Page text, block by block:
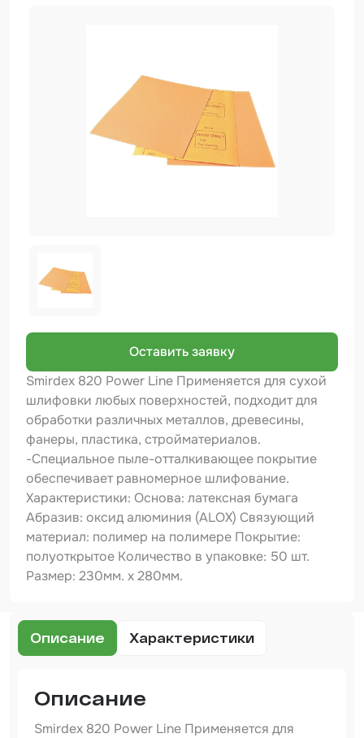
Краскопульты и Аэрографы
Шлифовальные ленты
Протирочные материалы
Шпатлевка
Маскировочные материалы
Грунты
Оборудование шлифовальное
Подложка промежуточная
Клейкие листы
Крышка для ёмкости
Материалы для вклейки стекол
Оставить заявку
Smirdex 820 Power Line Применяется для сухой
шлифовки любых поверхностей, подходит для
обработки различных металлов, древесины,
фанеры, пластика, стройматериалов.
-Специальное пыле-отталкивающее покрытие
обеспечивает равномерное шлифование.
Характеристики: Основа: латексная бумага
Абразив: оксид алюминия (ALOX) Связующий
материал: полимер на полимере Покрытие:
полуоткрытое Количество в упаковке: 50 шт.
Размер: 230мм. х 280мм.
Описание Характеристики
Описание
Smirdex 820 Power Line Применяется для